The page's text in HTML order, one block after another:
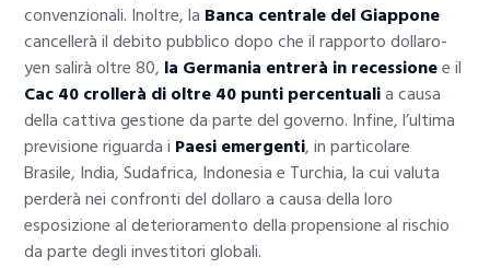
convenzionali. Inoltre, la Banca centrale del Giappone
cancellerà il debito pubblico dopo che il rapporto dollaro-
yen salirà oltre 80, la Germania entrerà in recessionee il
Cac 40 crollerà di oltre 40 punti percentualia causa
della cattiva gestione da parte del governo. Infine, l’ultima
previsione riguarda i Paesi emergenti, in particolare
Brasile, India, Sudafrica, Indonesia e Turchia, la cui valuta
perderà nei confronti del dollaro a causa della loro
esposizione al deterioramento della propensione al rischio
da parte degli investitori globali.